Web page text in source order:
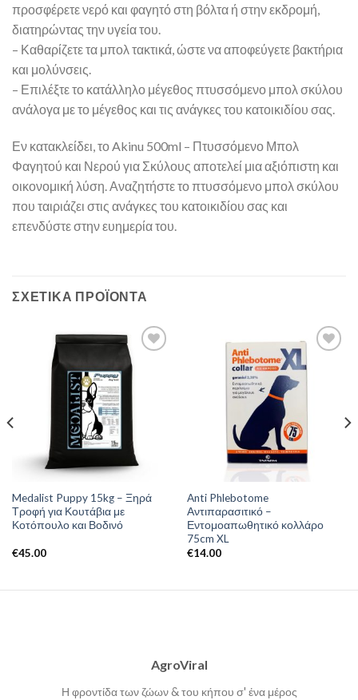
προσφέρετε νερό και φαγητό στη βόλτα ή στην εκδρομή,
διατηρώντας την υγεία του.
– Καθαρίζετε τα μπολ τακτικά, ώστε να αποφεύγετε βακτήρια
και μολύνσεις.
– Επιλέξτε το κατάλληλο μέγεθος πτυσσόμενο μπολ σκύλου
ανάλογα με το μέγεθος και τις ανάγκες του κατοικιδίου σας.
Εν κατακλείδει, το Akinu 500ml – Πτυσσόμενο Μπολ
Φαγητού και Νερού για Σκύλους αποτελεί μια αξιόπιστη και
οικονομική λύση. Αναζητήστε το πτυσσόμενο μπολ σκύλου
που ταιριάζει στις ανάγκες του κατοικιδίου σας και
επενδύστε στην ευημερία του.
ΣΧΕΤΙΚΆ ΠΡΟΪΌΝΤΑ
Medalist Puppy 15kg – Ξηρά
Τροφή για Κουτάβια με
Κοτόπουλο και Βοδινό
€45.00
Anti Phlebotome
Αντιπαρασιτικό –
Εντομοαπωθητικό κολλάρο
75cm XL
€14.00
AgroViral
Η φροντίδα των ζώων & του κήπου σ' ένα μέρος